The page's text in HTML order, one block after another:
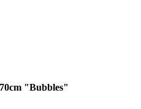
"Bubbles"